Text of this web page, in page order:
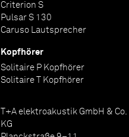
Criterion S
Pulsar S 130
Caruso Lautsprecher
Kopfhörer
Solitaire P Kopfhörer
Solitaire T Kopfhörer
T+A elektroakustik GmbH & Co.
KG